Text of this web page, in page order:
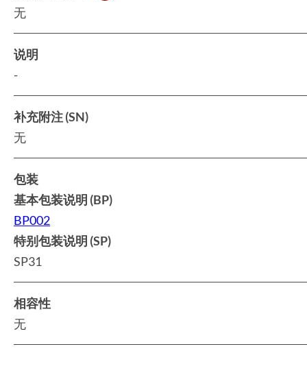
无
说明
-
补充附注 (SN)
无
包装
基本包装说明 (BP)
BP002
特别包装说明 (SP)
SP31
相容性
无